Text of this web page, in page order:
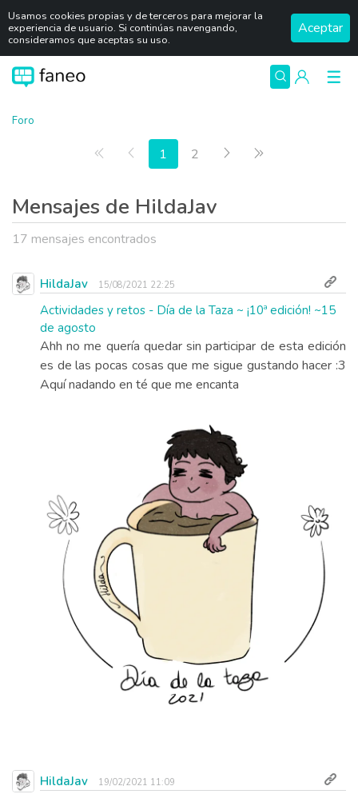
Usamos cookies propias y de terceros para mejorar la
experiencia de usuario. Si continúas navengando,
consideramos que aceptas su uso.
Aceptar
Foro
Primera página
Anterior
1 2 Siguiente
Mensajes de HildaJav
17 mensajes encontrados
HildaJav 15/08/2021 22:25
Actividades y retos - Día de la Taza ~ ¡10ª edición! ~15
de agosto
Ahh no me quería quedar sin participar de esta edición
es de las pocas cosas que me sigue gustando hacer :3
Aquí nadando en té que me encanta
HildaJav 19/02/2021 11:09